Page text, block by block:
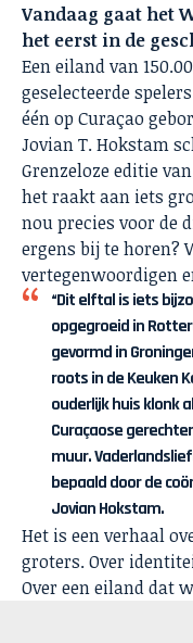
Vandaag gaat het
het eerst in de
Een eiland van
geselecteerde
één op Curaçao
Jovian T. Hokstam
Grenzeloze editie
het raakt aan iets
nou precies voor de
ergens bij te horen?
vertegenwoordigen
“Dit elftal is iets
opgegroeid in
gevormd in
roots in de Keuken
ouderlijk huis klonk
Curaçaose
muur.
bepaald door de
Jovian Hokstam.
Het is een verhaal
groters. Over
Over een eiland dat